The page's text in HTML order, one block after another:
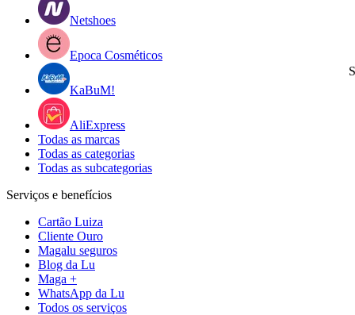
Netshoes
Epoca Cosméticos
KaBuM!
AliExpress
Todas as marcas
Todas as categorias
Todas as subcategorias
Serviços e benefícios
Cartão Luiza
Cliente Ouro
Magalu seguros
Blog da Lu
Maga +
WhatsApp da Lu
Todos os serviços